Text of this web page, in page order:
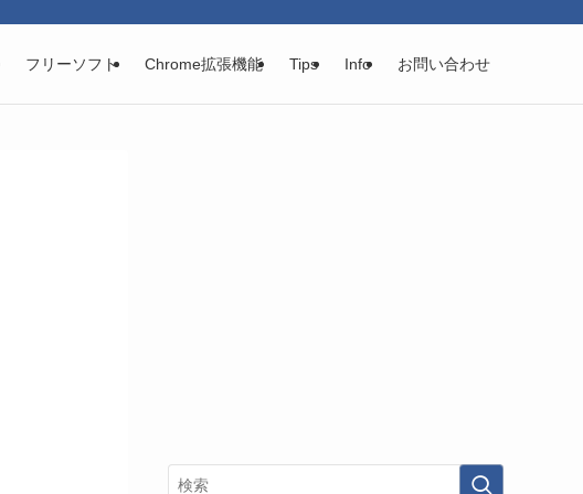
フリーソフト Chrome拡張機能 Tips Info お問い合わせ